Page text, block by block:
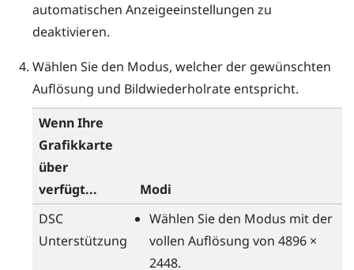
automatischen Anzeigeeinstellungen zu
deaktivieren.
Wählen Sie den Modus, welcher der gewünschten
Auflösung und Bildwiederholrate entspricht.
Wenn Ihre
Grafikkarte
über
verfügt...
Modi
DSC
Unterstützung
Wählen Sie den Modus mit der
vollen Auflösung von 4896 ×
2448.